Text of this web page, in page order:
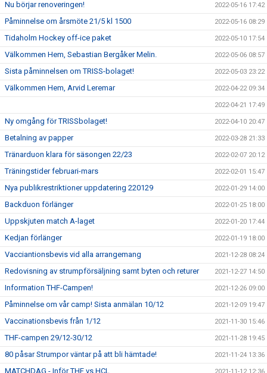
Nu börjar renoveringen! 2022-05-16 17:42
Påminnelse om årsmöte 21/5 kl 1500 2022-05-16 08:29
Tidaholm Hockey off-ice paket 2022-05-10 17:54
Välkommen Hem, Sebastian Bergåker Melin. 2022-05-06 08:57
Sista påminnelsen om TRISS-bolaget! 2022-05-03 23:22
Välkommen Hem, Arvid Leremar 2022-04-22 09:34
2022-04-21 17:49
Ny omgång för TRISSbolaget! 2022-04-10 20:47
Betalning av papper 2022-03-28 21:33
Tränarduon klara för säsongen 22/23 2022-02-07 20:12
Träningstider februari-mars 2022-02-01 15:47
Nya publikrestriktioner uppdatering 220129 2022-01-29 14:00
Backduon förlänger 2022-01-25 18:00
Uppskjuten match A-laget 2022-01-20 17:44
Kedjan förlänger 2022-01-19 18:00
Vacciantionsbevis vid alla arrangemang 2021-12-28 08:24
Redovisning av strumpförsäljning samt byten och returer 2021-12-27 14:50
Information THF-Campen! 2021-12-26 09:00
Påminnelse om vår camp! Sista anmälan 10/12 2021-12-09 19:47
Vaccinationsbevis från 1/12 2021-11-30 15:46
THF-campen 29/12-30/12 2021-11-28 19:45
80 påsar Strumpor väntar på att bli hämtade! 2021-11-24 13:36
MATCHDAG - Inför THF vs HCL